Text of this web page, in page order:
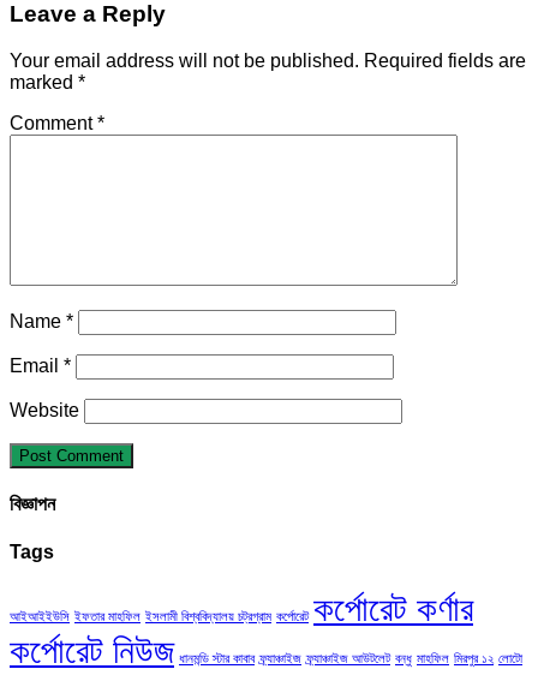
Leave a Reply
Your email address will not be published. Required fields are
marked *
Comment*
Name *
Email *
Website
বিজ্ঞাপন
Tags
আইআইইউসি ইফতার মাহফিল ইসলামী বিশ্ববিদ্যালয় চট্রগ্রাম কর্পোরেট কর্পোরেট কর্ণার
কর্পোরেট নিউজ ধানমন্ডি স্টার কাবাব ফ্র্যাঞ্চাইজ ফ্র্যাঞ্চাইজ আউটলেট বন্ধু মাহফিল মিরপুর ১২ লোটো